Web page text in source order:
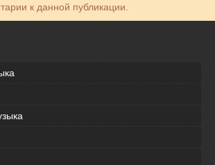
к данной публикации.